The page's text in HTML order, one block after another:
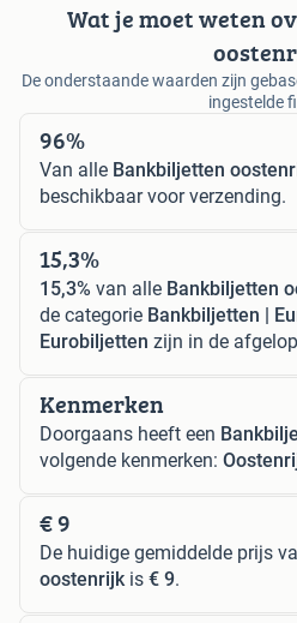
Wat je moet weten
De onderstaande waarden zijn
ingestelde
96%
Van alle Bankbiljetten
beschikbaar voor verzending.
15,3%
15,3% van alle Bankbiljetten
de categorie Bankbiljetten |
Eurobiljetten zijn in de
Kenmerken
Doorgaans heeft een
volgende kenmerken:
€ 9
De huidige gemiddelde prijs
oostenrijkis € 9.